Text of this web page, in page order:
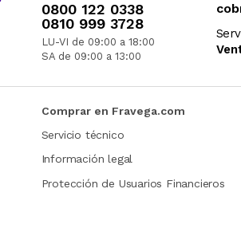
0800 122 0338
0810 999 3728
LU-VI de 09:00 a 18:00
SA de 09:00 a 13:00
Comprar en Fravega.com
Servicio técnico
Información legal
Protección de Usuarios Financieros